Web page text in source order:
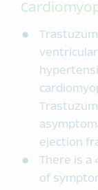
ejection
There is a
of